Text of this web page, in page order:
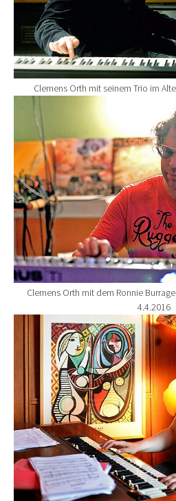
Clemens Orth mit seinem Trio im
Show larger version for:
Clemens Orth mit dem Ronnie
4.4.2016
Show larger version for: